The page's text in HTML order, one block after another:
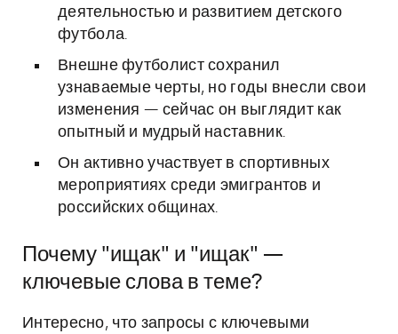
деятельностью и развитием детского
футбола.
Внешне футболист сохранил
узнаваемые черты, но годы внесли свои
изменения — сейчас он выглядит как
опытный и мудрый наставник.
Он активно участвует в спортивных
мероприятиях среди эмигрантов и
российских общинах.
Почему "ищак" и "ищак" —
ключевые слова в теме?
Интересно, что запросы с ключевыми